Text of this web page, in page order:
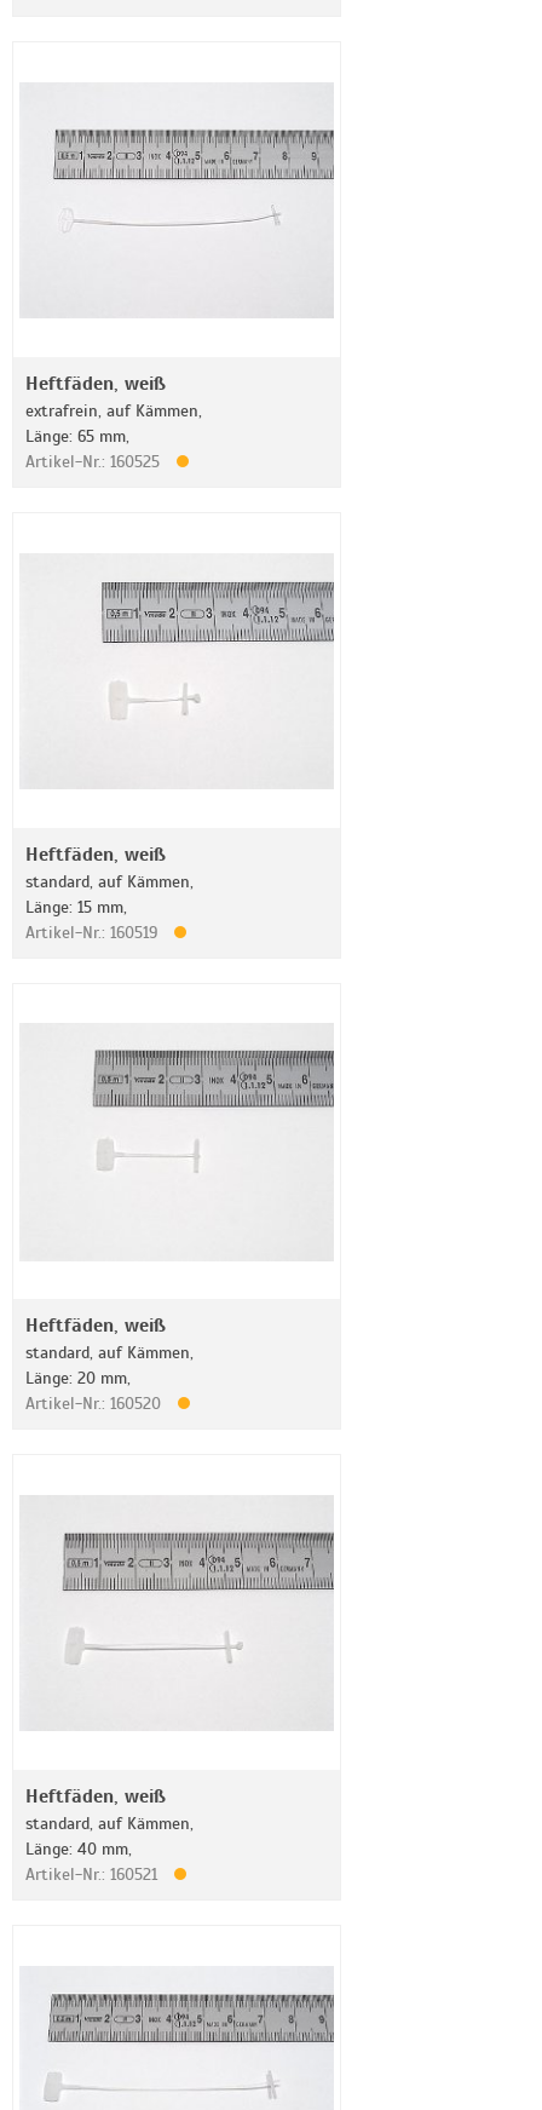
Heftfäden, weiß
extrafrein, auf Kämmen,
Länge: 65 mm,
Artikel-Nr.: 160525
Heftfäden, weiß
standard, auf Kämmen,
Länge: 15 mm,
Artikel-Nr.: 160519
Heftfäden, weiß
standard, auf Kämmen,
Länge: 20 mm,
Artikel-Nr.: 160520
Heftfäden, weiß
standard, auf Kämmen,
Länge: 40 mm,
Artikel-Nr.: 160521